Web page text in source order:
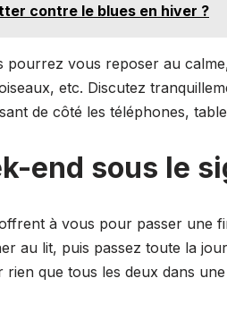
contre le blues en hiver ?
pourrez vous reposer au
etc. Discutez
de côté les téléphones,
end sous le
à vous pour passer une
au lit, puis passez toute la
que tous les deux dans